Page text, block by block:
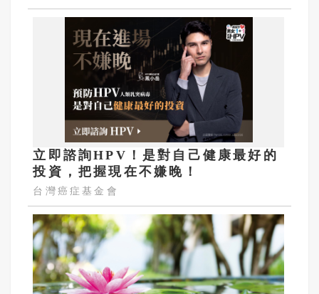
立即諮詢HPV！是對自己健康最好的
投資，把握現在不嫌晚！
台灣癌症基金會